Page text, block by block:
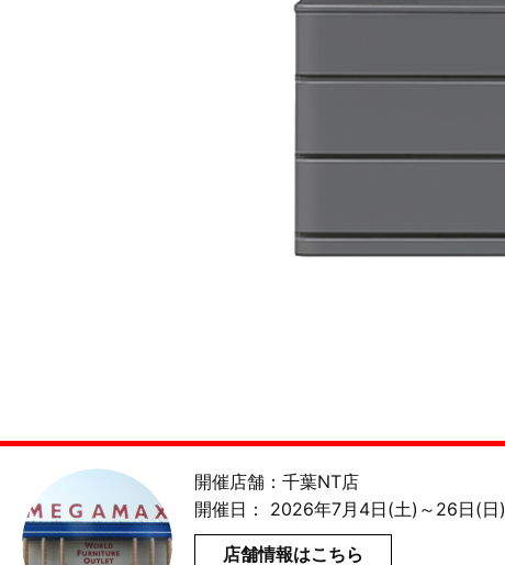
開催店舗：千葉NT店
開催日： 2026年7月4日(土)～26日(日)
店舗情報はこちら